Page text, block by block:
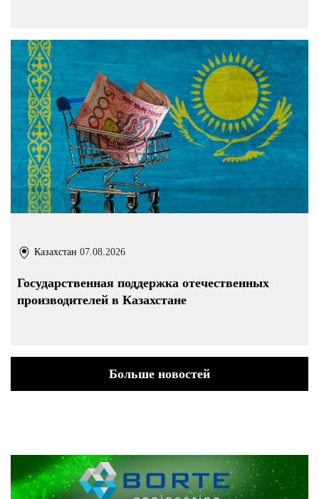
Казахстан 07.08.2026
Государственная поддержка отечественных
производителей в Казахстане
Больше новостей